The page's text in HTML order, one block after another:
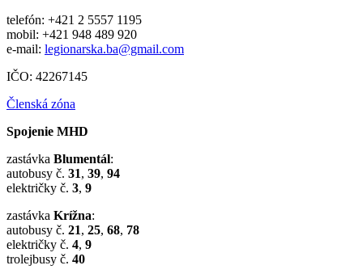
telefón: +421 2 5557 1195
mobil: +421 948 489 920
e-mail: legionarska.ba@gmail.com
IČO: 42267145
Členská zóna
Spojenie MHD
zastávka Blumentál:
autobusy č. 31, 39, 94
električky č. 3, 9
zastávka Krížna:
autobusy č. 21, 25, 68, 78
električky č. 4, 9
trolejbusy č. 40